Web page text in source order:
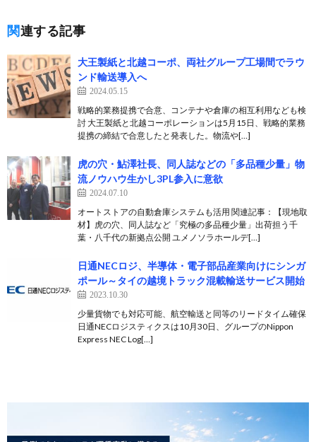
関連する記事
大王製紙と北越コーポ、両社グループ工場間でラウ
ンド輸送導入へ
2024.05.15
戦略的業務提携で合意、コンテナや倉庫の相互利用なども検
討 大王製紙と北越コーポレーションは5月15日、戦略的業務
提携の締結で合意したと発表した。物流や[…]
虎の穴・鮎澤社長、同人誌などの「多品種少量」物
流ノウハウ生かし3PL参入に意欲
2024.07.10
オートストアの自動倉庫システムも活用 関連記事：【現地取
材】虎の穴、同人誌など「究極の多品種少量」出荷担う千
葉・八千代の新拠点公開 ユメノソラホールデ[…]
日通NECロジ、半導体・電子部品産業向けにシンガ
ポール～タイの越境トラック混載輸送サービス開始
2023.10.30
少量貨物でも対応可能、航空輸送と同等のリードタイム確保
日通NECロジスティクスは10月30日、グループのNippon
Express NEC Log[…]